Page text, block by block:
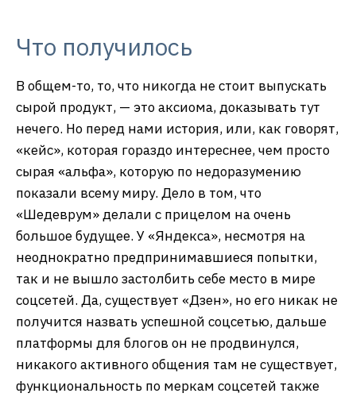
Что получилось
В общем-то, то, что никогда не стоит выпускать
сырой продукт, — это аксиома, доказывать тут
нечего. Но перед нами история, или, как говорят,
«кейс», которая гораздо интереснее, чем просто
сырая «альфа», которую по недоразумению
показали всему миру. Дело в том, что
«Шедеврум» делали с прицелом на очень
большое будущее. У «Яндекса», несмотря на
неоднократно предпринимавшиеся попытки,
так и не вышло застолбить себе место в мире
соцсетей. Да, существует «Дзен», но его никак не
получится назвать успешной соцсетью, дальше
платформы для блогов он не продвинулся,
никакого активного общения там не существует,
функциональность по меркам соцсетей также